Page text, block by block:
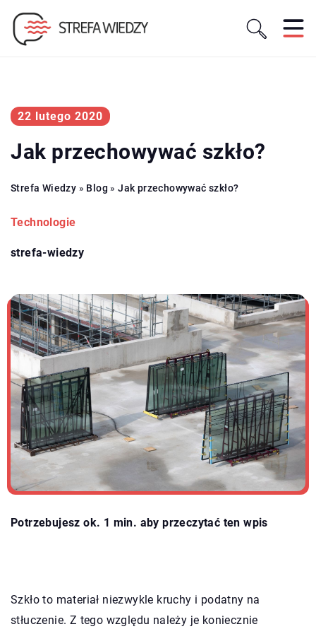
22 lutego 2020
Jak przechowywać szkło?
Strefa Wiedzy » Blog »Jak przechowywać szkło?
Technologie
strefa-wiedzy
Potrzebujesz ok. 1 min. aby przeczytać ten wpis
Szkło to materiał niezwykle kruchy i podatny na
stłuczenie. Z tego względu należy je koniecznie